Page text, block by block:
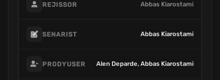
REJISSOR Abbas Kiarostami
SENARIST Abbas Kiarostami
PRODYUSER Alen Deparde, Abbas Kiarostami